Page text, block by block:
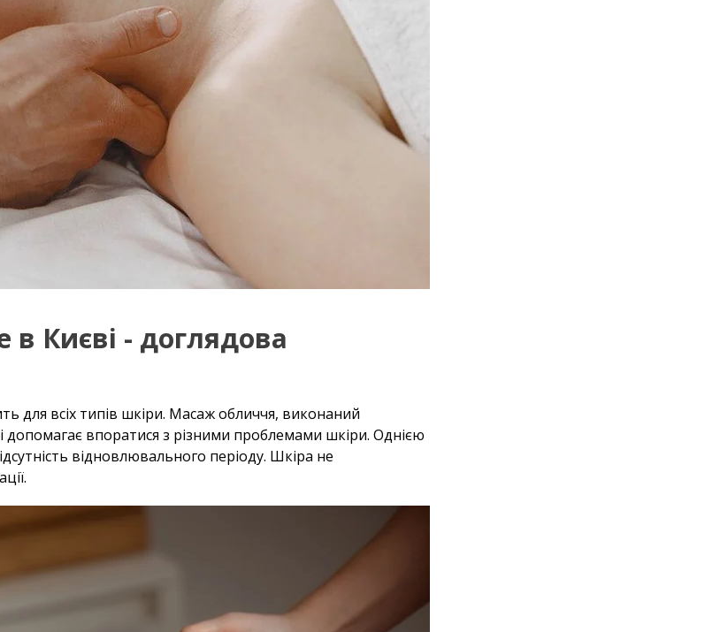
Києві - доглядова
для всіх типів шкіри. Масаж обличчя, виконаний
допомагає впоратися з різними проблемами шкіри. Однією
відновлювального періоду. Шкіра не